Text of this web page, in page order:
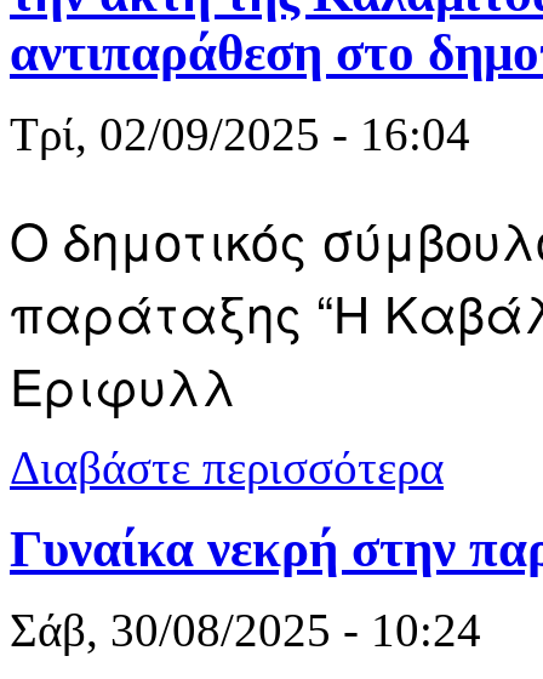
αντιπαράθεση στο
Τρί, 02/09/2025 - 16:04
Ο δημοτικός
παράταξης “Η
Εριφυλλ
Διαβάστε περισσότερα
Γυναίκα νεκρή στην
Σάβ, 30/08/2025 - 10:24